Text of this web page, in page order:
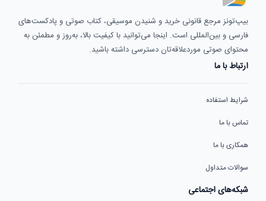
بیپ‌تونز مرجع قانونی خرید و شنیدن موسیقی، کتاب صوتی و پادکست‌های
فارسی و بین‌المللی است. اینجا می‌توانید با کیفیت بالا، به‌روز و مطمئن به
محتوای صوتی موردعلاقه‌تان دسترسی داشته باشید.
ارتباط با ما
شرایط استفاده
تماس با ما
همکاری با ما
سوالات متداول
شبکه‌های اجتماعی